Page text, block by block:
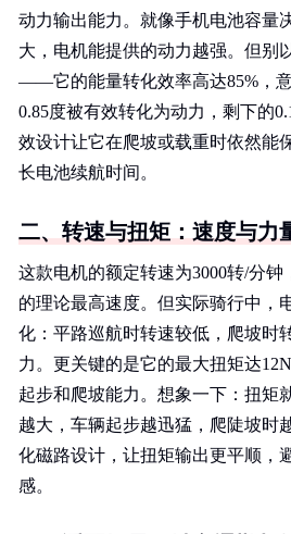
动力输出能力。就像手机电池容量
大，电机能提供的动力越强。但别
——它的能量转化效率高达85%，
0.85度被有效转化为动力，剩下的
效设计让它在爬坡或载重时依然能
长电池续航时间。
二、转速与扭矩：速度与力
这款电机的额定转速为3000转/分
的理论最高速度。但实际骑行中，
化：平路巡航时转速较低，爬坡时
力。更关键的是它的最大扭矩达
起步和爬坡能力。想象一下：扭矩
越大，车辆起步越迅猛，爬陡坡时
化磁路设计，让扭矩输出更平顺，
感。